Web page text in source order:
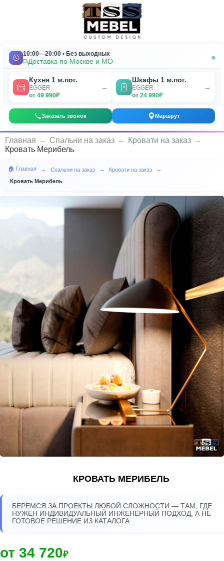
10:00—20:00 • Без выходных
Доставка по Москве и МО
Кухня 1 м.пог.
EGGER
от 49 990₽
→
Шкафы 1 м.пог.
EGGER
от 24 990₽
→
Заказать звонок Маршрут
Главная Спальни на заказ Кровати на заказ
Кровать Мерибель
🏠 Главная → Спальни на заказ → Кровати на заказ →
Кровать Мерибель
КРОВАТЬ МЕРИБЕЛЬ
БЕРЕМСЯ ЗА ПРОЕКТЫ ЛЮБОЙ СЛОЖНОСТИ — ТАМ, ГДЕ
НУЖЕН ИНДИВИДУАЛЬНЫЙ ИНЖЕНЕРНЫЙ ПОДХОД, А НЕ
ГОТОВОЕ РЕШЕНИЕ ИЗ КАТАЛОГА
от 34 720₽